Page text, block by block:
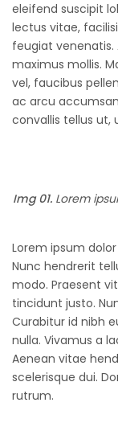
eleifend suscipit
lectus vitae,
feugiat
maximus mollis.
vel, faucibus
ac arcu
convallis tellus ut,
Img 01.Lorem
Lorem ipsum
Nunc hendrerit
modo. Praesent
tincidunt justo.
Curabitur id nibh
nulla. Vivamus a
Aenean vitae
scelerisque dui.
rutrum.